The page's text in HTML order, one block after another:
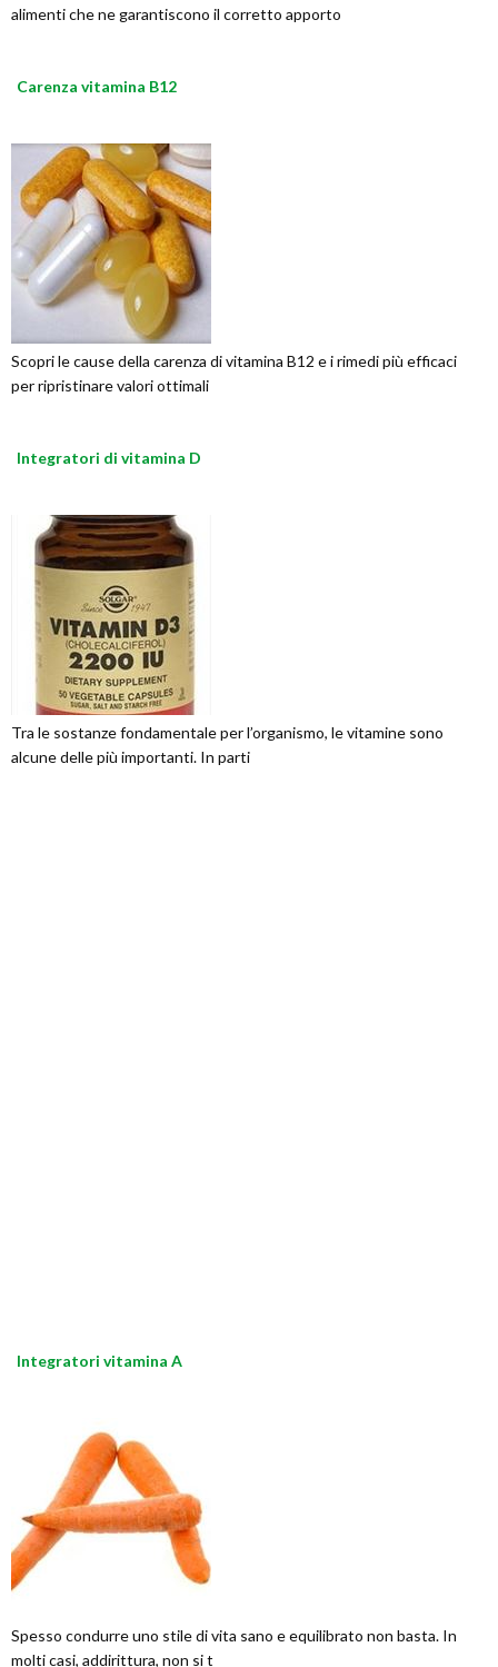
alimenti che ne garantiscono il corretto apporto
Carenza vitamina B12
Scopri le cause della carenza di vitamina B12 e i rimedi più efficaci
per ripristinare valori ottimali
Integratori di vitamina D
Tra le sostanze fondamentale per l’organismo, le vitamine sono
alcune delle più importanti. In parti
Integratori vitamina A
Spesso condurre uno stile di vita sano e equilibrato non basta. In
molti casi, addirittura, non si t